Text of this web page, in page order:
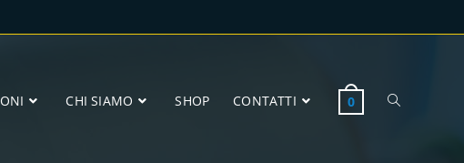
CHI SIAMO SHOP CONTATTI 0